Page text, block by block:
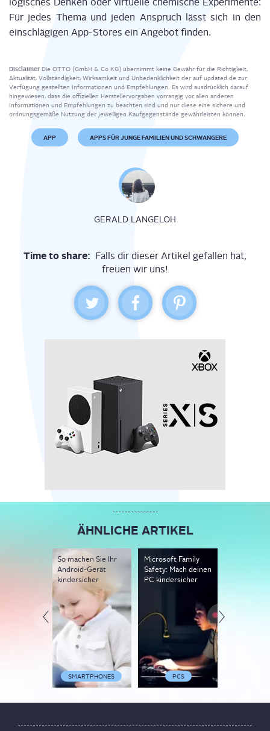
Für jedes The­ma und jeden Anspruch lässt sich in den
ein­schlä­gi­gen App-Stores ein Ange­bot finden.
Disclaimer Die OTTO (GmbH & Co KG) übernimmt keine Gewähr für die Richtigkeit,
Aktualität, Vollständigkeit, Wirksamkeit und Unbedenklichkeit der auf updated.de zur
Verfügung gestellten Informationen und Empfehlungen. Es wird ausdrücklich darauf
hingewiesen, dass die offiziellen Herstellervorgaben vorrangig vor allen anderen
Informationen und Empfehlungen zu beachten sind und nur diese eine sichere und
ordnungsgemäße Nutzung der jeweiligen Kaufgegenstände gewährleisten können.
APP APPS FÜR JUNGE FAMILIEN UND SCHWANGERE
GERALD LANGELOH
Time to share: Falls dir dieser Artikel gefallen hat,
freuen wir uns!
ÄHNLICHE ARTIKEL
SMARTPHONES
So machen Sie Ihr
Android-Gerät
kindersicher
PCS
Microsoft Family
Safety: Mach deinen
PC kindersicher